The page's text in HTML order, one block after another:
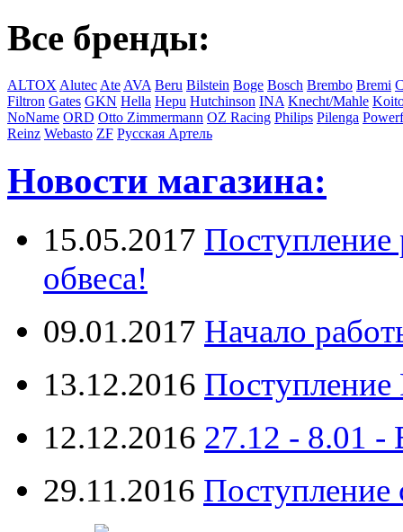
Все бренды:
ALTOX Alutec Ate AVA Beru Bilstein Boge Bosch Brembo Bremi
Filtron Gates GKN Hella Hepu Hutchinson INA Knecht/Mahle
NoName ORD Otto Zimmermann OZ Racing Philips Pilenga
Reinz Webasto ZF Русская Артель
Новости магазина:
15.05.2017 Поступление
обвеса!
09.01.2017 Начало
13.12.2016 Поступление
12.12.2016 27.12 -
29.11.2016 Поступление